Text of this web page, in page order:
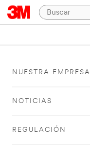
NUESTRA EMPRESA
NOTICIAS
REGULACIÓN